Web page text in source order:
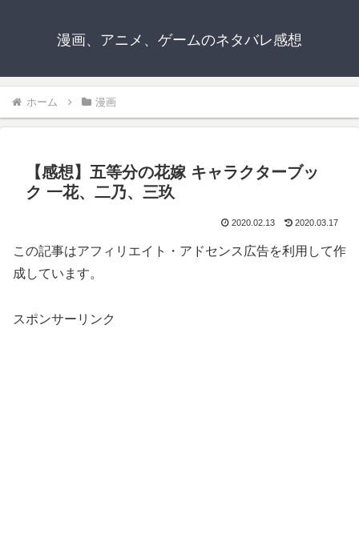
漫画、アニメ、ゲームのネタバレ感想
ホーム 漫画
【感想】五等分の花嫁 キャラクターブッ
ク 一花、二乃、三玖
2020.02.13 2020.03.17
この記事はアフィリエイト・アドセンス広告を利用して作
成しています。
スポンサーリンク